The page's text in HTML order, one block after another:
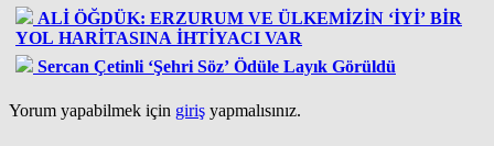
ALİ ÖĞDÜK: ERZURUM VE ÜLKEMİZİN ‘İYİ’ BİR
YOL HARİTASINA İHTİYACI VAR
Sercan Çetinli ‘Şehri Söz’ Ödüle Layık Görüldü
Yorum yapabilmek için giriş yapmalısınız.